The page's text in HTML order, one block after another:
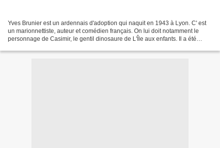
Yves Brunier est un ardennais d'adoption qui naquit en 1943 à Lyon. C' est
un marionnettiste, auteur et comédien français. On lui doit notamment le
personnage de Casimir, le gentil dinosaure de L'Île aux enfants. Il a été